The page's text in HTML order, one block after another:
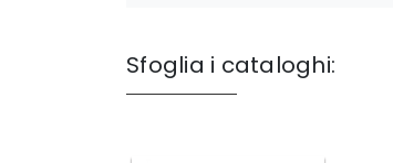
Sfoglia i cataloghi: